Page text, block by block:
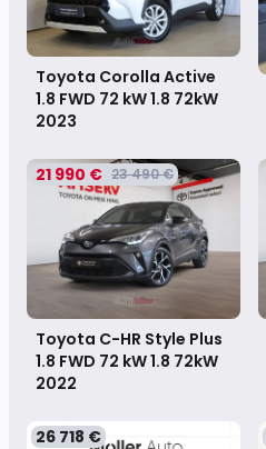
Toyota Corolla Active
1.8 FWD 72 kW 1.8 72kW
2023
21 990 € 23 490 €
Toyota C-HR Style Plus
1.8 FWD 72 kW 1.8 72kW
2022
26 718 €